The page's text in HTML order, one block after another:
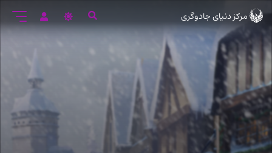
ورود
به
متن
اصلی
مرکز دنیای جادوگری